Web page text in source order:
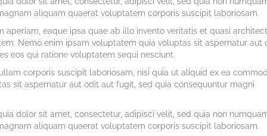
aliquam quaerat voluptatem corporis suscipit laboriosam.
eaque ipsa quae ab illo invento veritatis et quasi
Nemo enim ipsam voluptatem quia voluptas sit aspernatur aut
eos qui ratione voluptatem sequi nesciunt.
corporis suscipit laboriosam, nisi quia ut aliquid ex ea
sit aspernatur aut odit aut fugit, sed quia consequuntur magni
dolor sit amet, consectetur, adipisci velit, sed quia non
aliquam quaerat voluptatem corporis suscipit laboriosam.